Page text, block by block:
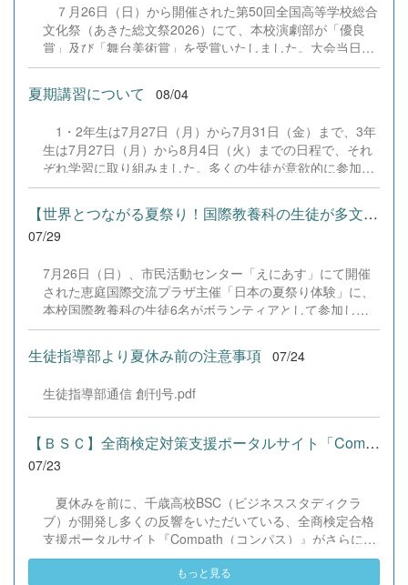
７月26日（日）から開催された第50回全国高等学校総合
文化祭（あきた総文祭2026）にて、本校演劇部が「優良
賞」及び「舞台美術賞」を受賞いたしました。大会当日
は、本校の部員たちもこれまで積み重ねてきた練習の成果
を存分に発揮し、堂々と舞台に立ちました。緊張感のある
全国の舞台において、一人一人が役割を果たし、心を込め
の全国大会出場にあたり、多大なるご支援・ご協力をいた
だきました企業の皆様、ならびに心温まるご寄付や温かい
ご声援を寄せてくださった地域の皆様方に、心より感謝申
し上げます。皆様からの温かいご支援が部員たちの大きな
励みとなり、全国の舞台で最高のパフォーマンスと演技を
届けることができました。今回の経験を糧に、さらに表現
力に磨きをかけ、今後も活動してまいります。引き続き、
本校演劇部への変わらぬご声援をよろしくお願いいたしま
す。 &nbsp;
夏期講習について 08/04
1・2年生は7月27日（月）から7月31日（金）まで、3年
生は7月27日（月）から8月4日（火）までの日程で、それ
ぞれ学習に取り組みました。多くの生徒が意欲的に参加
し、これまでの学習内容の復習や発展的な内容、受験に向
けた学習などに真剣に取り組む姿が見られました。夏期講
習で身に付けた学習習慣や知識を、今後の学校生活や学習
に生かし、一人一人がさらなる成長につなげてくれること
【世界とつながる夏祭り！国際教養科の生徒が多文化共生ボランテ...
07/29
7月26日（日）、市民活動センター「えにあす」にて開催
された恵庭国際交流プラザ主催「日本の夏祭り体験」に、
本校国際教養科の生徒6名がボランティアとして参加しま
した！ 会場にはウクライナ、ネパール、アフガニスタンな
ど多国籍な参加者が集まり、ヨーヨー釣りや綿あめ、盆踊
りなどを満喫。浴衣姿でイベントを彩った1年生や、経験
葉や国境を超えて笑顔で交流を深めました。 主催者の方か
らは、「国籍や年齢を問わず笑顔で寄り添い、自分で考え
て動く姿が素晴らしい。異文化理解のマインドが自然と身
についている」と、賞賛の声をいただきました！ 教室の中
だけでなく、地域や世界という広いフィールドで本領を発
姿に、誇らしさでいっぱいです。 教養科生、どんどん外へ
飛び出そう！ その温かい心と行動力を磨き、世界を笑顔に
する魅力的な人材へ成長していく皆さんを応援していま
す！
生徒指導部より夏休み前の注意事項 07/24
生徒指導部通信 創刊号.pdf
【ＢＳＣ】全商検定対策支援ポータルサイト「Compath（コンパス）...
07/23
夏休みを前に、千歳高校BSC（ビジネススタディクラ
ブ）が開発し多くの反響をいただいている、全商検定合格
支援ポータルサイト『Compath（コンパス）』がさらにバ
ージョンアップいたしました。 今回もユーザーの皆様か
らいただいたアンケートのご意見をもとに、BSC部員のプ
もっと見る